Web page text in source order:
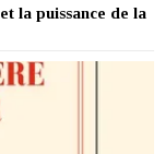
la puissance de la